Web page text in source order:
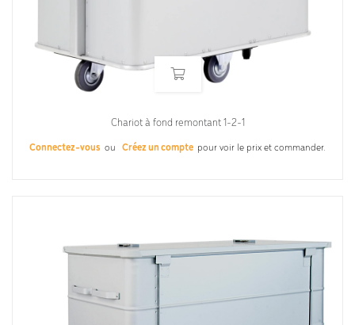
Chariot à fond remontant 1-2-1
Connectez-vous ou Créez un compte pour voir le prix et commander.